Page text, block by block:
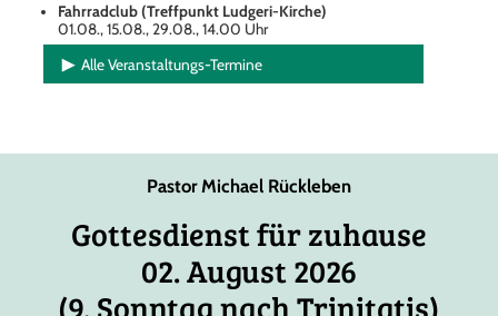
Fahrradclub (Treffpunkt Ludgeri-Kirche)
01.08., 15.08., 29.08., 14.00 Uhr
Alle Veranstaltungs-Termine
Pastor Michael Rückleben
Gottesdienst für zuhause
02. August 2026
(9. Sonntag nach Trinitatis)